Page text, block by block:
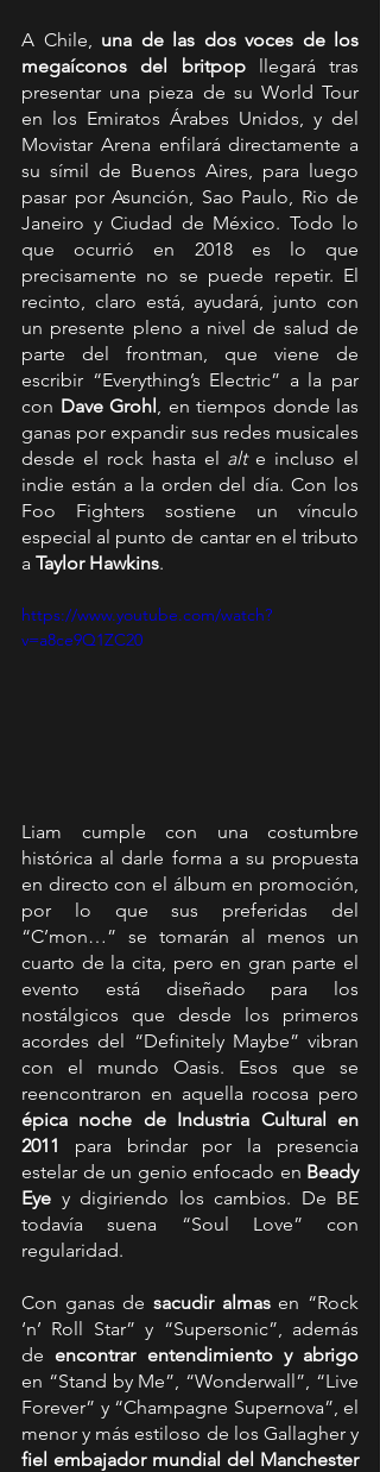
A Chile, una de las dos voces de los
megaíconos del britpop llegará tras
presentar una pieza de su World Tour
en los Emiratos Árabes Unidos, y del
Movistar Arena enfilará directamente a
su símil de Buenos Aires, para luego
pasar por Asunción, Sao Paulo, Rio de
Janeiro y Ciudad de México. Todo lo
que ocurrió en 2018 es lo que
precisamente no se puede repetir. El
recinto, claro está, ayudará, junto con
un presente pleno a nivel de salud de
parte del frontman, que viene de
escribir “Everything’s Electric” a la par
con Dave Grohl, en tiempos donde las
ganas por expandir sus redes musicales
desde el rock hasta el alt e incluso el
indie están a la orden del día. Con los
Foo Fighters sostiene un vínculo
especial al punto de cantar en el tributo
a Taylor Hawkins.
https://www.youtube.com/watch?
v=a8ce9Q1ZC20
Liam cumple con una costumbre
histórica al darle forma a su propuesta
en directo con el álbum en promoción,
por lo que sus preferidas del
“C’mon…” se tomarán al menos un
cuarto de la cita, pero en gran parte el
evento está diseñado para los
nostálgicos que desde los primeros
acordes del “Definitely Maybe” vibran
con el mundo Oasis. Esos que se
reencontraron en aquella rocosa pero
épica noche de Industria Cultural en
2011
para brindar por la presencia
estelar de un genio enfocado en Beady
Eye y digiriendo los cambios. De BE
todavía suena “Soul Love” con
regularidad.
Con ganas de sacudir almas en “Rock
‘n’ Roll Star” y “Supersonic”, además
de
en “Stand by Me”, “Wonderwall”, “Live
Forever” y “Champagne Supernova”, el
fiel embajador mundial del Manchester